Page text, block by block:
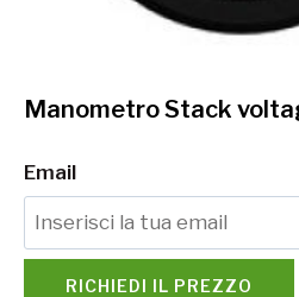
Manometro Stack
Email
RICHIEDI IL PREZZO